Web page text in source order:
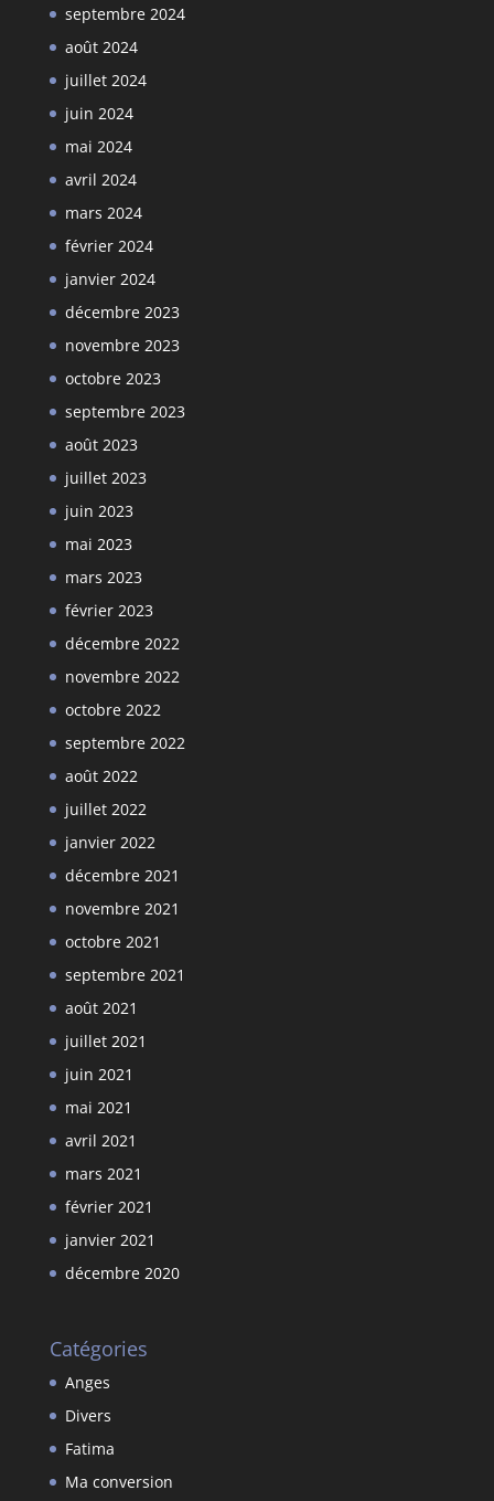
septembre 2024
août 2024
juillet 2024
juin 2024
mai 2024
avril 2024
mars 2024
février 2024
janvier 2024
décembre 2023
novembre 2023
octobre 2023
septembre 2023
août 2023
juillet 2023
juin 2023
mai 2023
mars 2023
février 2023
décembre 2022
novembre 2022
octobre 2022
septembre 2022
août 2022
juillet 2022
janvier 2022
décembre 2021
novembre 2021
octobre 2021
septembre 2021
août 2021
juillet 2021
juin 2021
mai 2021
avril 2021
mars 2021
février 2021
janvier 2021
décembre 2020
Catégories
Anges
Divers
Fatima
Ma conversion